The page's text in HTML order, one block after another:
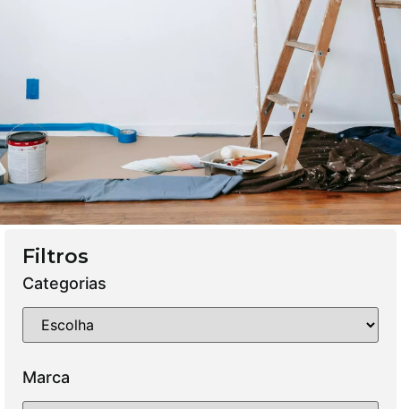
Filtros
Categorias
Marca